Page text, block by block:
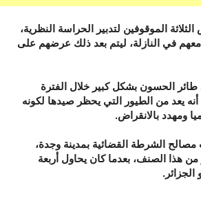
الموقوفين لتدبير الحراسة النظرية،
في النازلة، ليتم بعد ذلك عرضهم على
الحسون بشكل كبير خلال الفترة
أنه يعد من الطيور التي يحظر صيدها لكونه
ومهدد بالانقراض.
الشرطة القضائية بمدينة وجدة،
2400 طائر من هذا الصنف، بعدما كان يحاول أربعة